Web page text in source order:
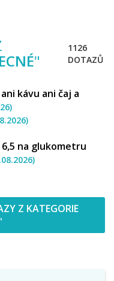
"
1126
DOTAZŮ
kávu ani čaj a
na glukometru
Z KATEGORIE